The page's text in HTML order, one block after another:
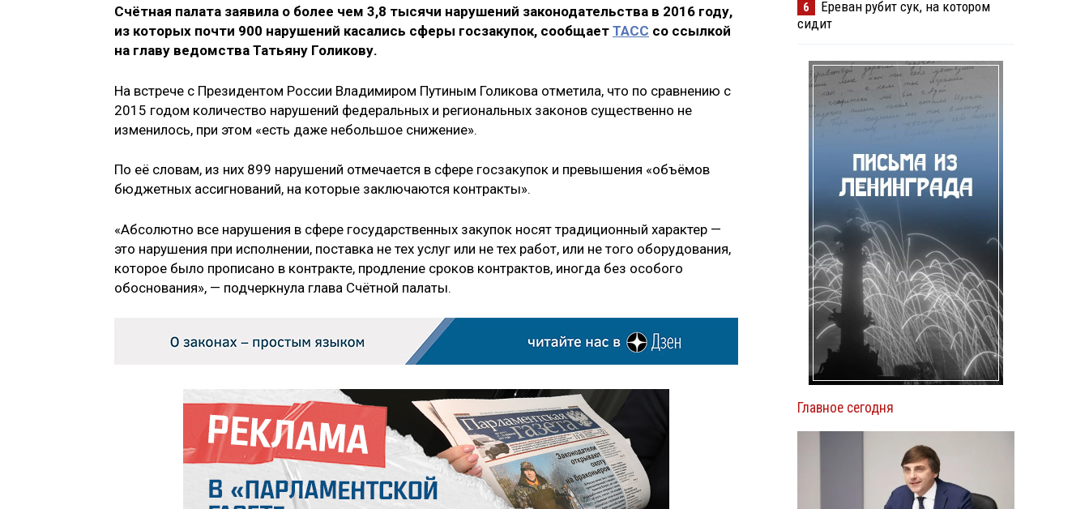
Счётная палата заявила о более чем 3,8 тысячи нарушений законодательства в 2016 году,
из которых почти 900 нарушений касались сферы госзакупок, сообщает ТАСС со ссылкой
на главу ведомства Татьяну Голикову.
На встрече с Президентом России Владимиром Путиным Голикова отметила, что по сравнению с
2015 годом количество нарушений федеральных и региональных законов существенно не
изменилось, при этом «есть даже небольшое снижение».
По её словам, из них 899 нарушений отмечается в сфере госзакупок и превышения «объёмов
бюджетных ассигнований, на которые заключаются контракты».
«Абсолютно все нарушения в сфере государственных закупок носят традиционный характер —
это нарушения при исполнении, поставка не тех услуг или не тех работ, или не того оборудования,
которое было прописано в контракте, продление сроков контрактов, иногда без особого
обоснования», — подчеркнула глава Счётной палаты.
6
Ереван рубит сук, на котором
сидит
Главное сегодня